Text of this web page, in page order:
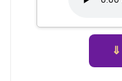
⇓